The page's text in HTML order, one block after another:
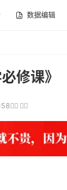
数据编辑
修课》